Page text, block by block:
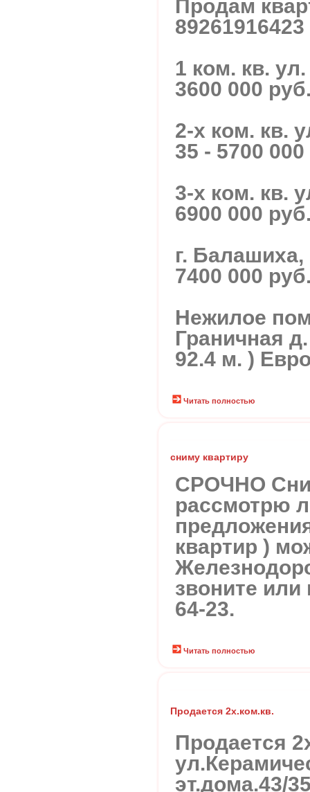
Продам
89261916423
1 ком. кв.
3600 000
2-х ком. кв.
35 - 5700
3-х ком. кв.
6900 000
г.
7400 000
Нежилое
Граничная
92.4 м. )
Читать полностью
сниму квартиру
СРОЧНО
рассмотрю
квартир )
звоните или
64-23.
Читать полностью
Продается 2х.ком.кв.
Продается
эт.дома.43/